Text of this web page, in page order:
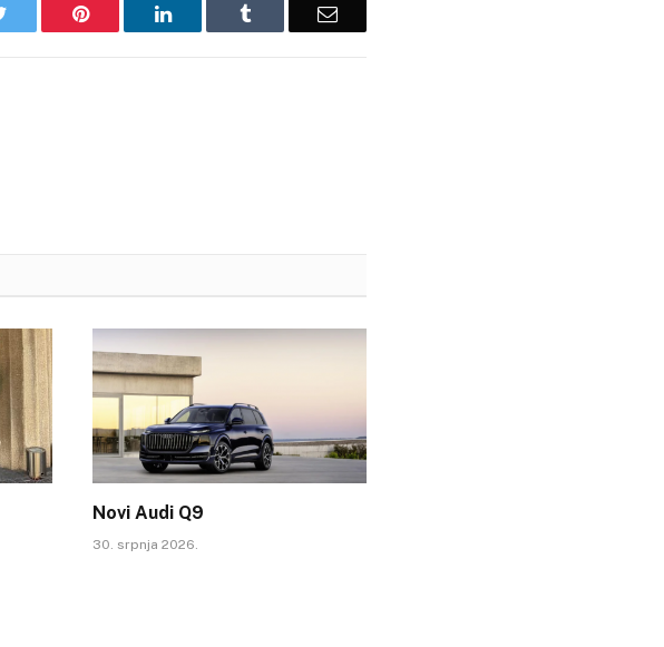
Twitter Pinterest LinkedIn Tumblr Email
Novi Audi Q9
30. srpnja 2026.